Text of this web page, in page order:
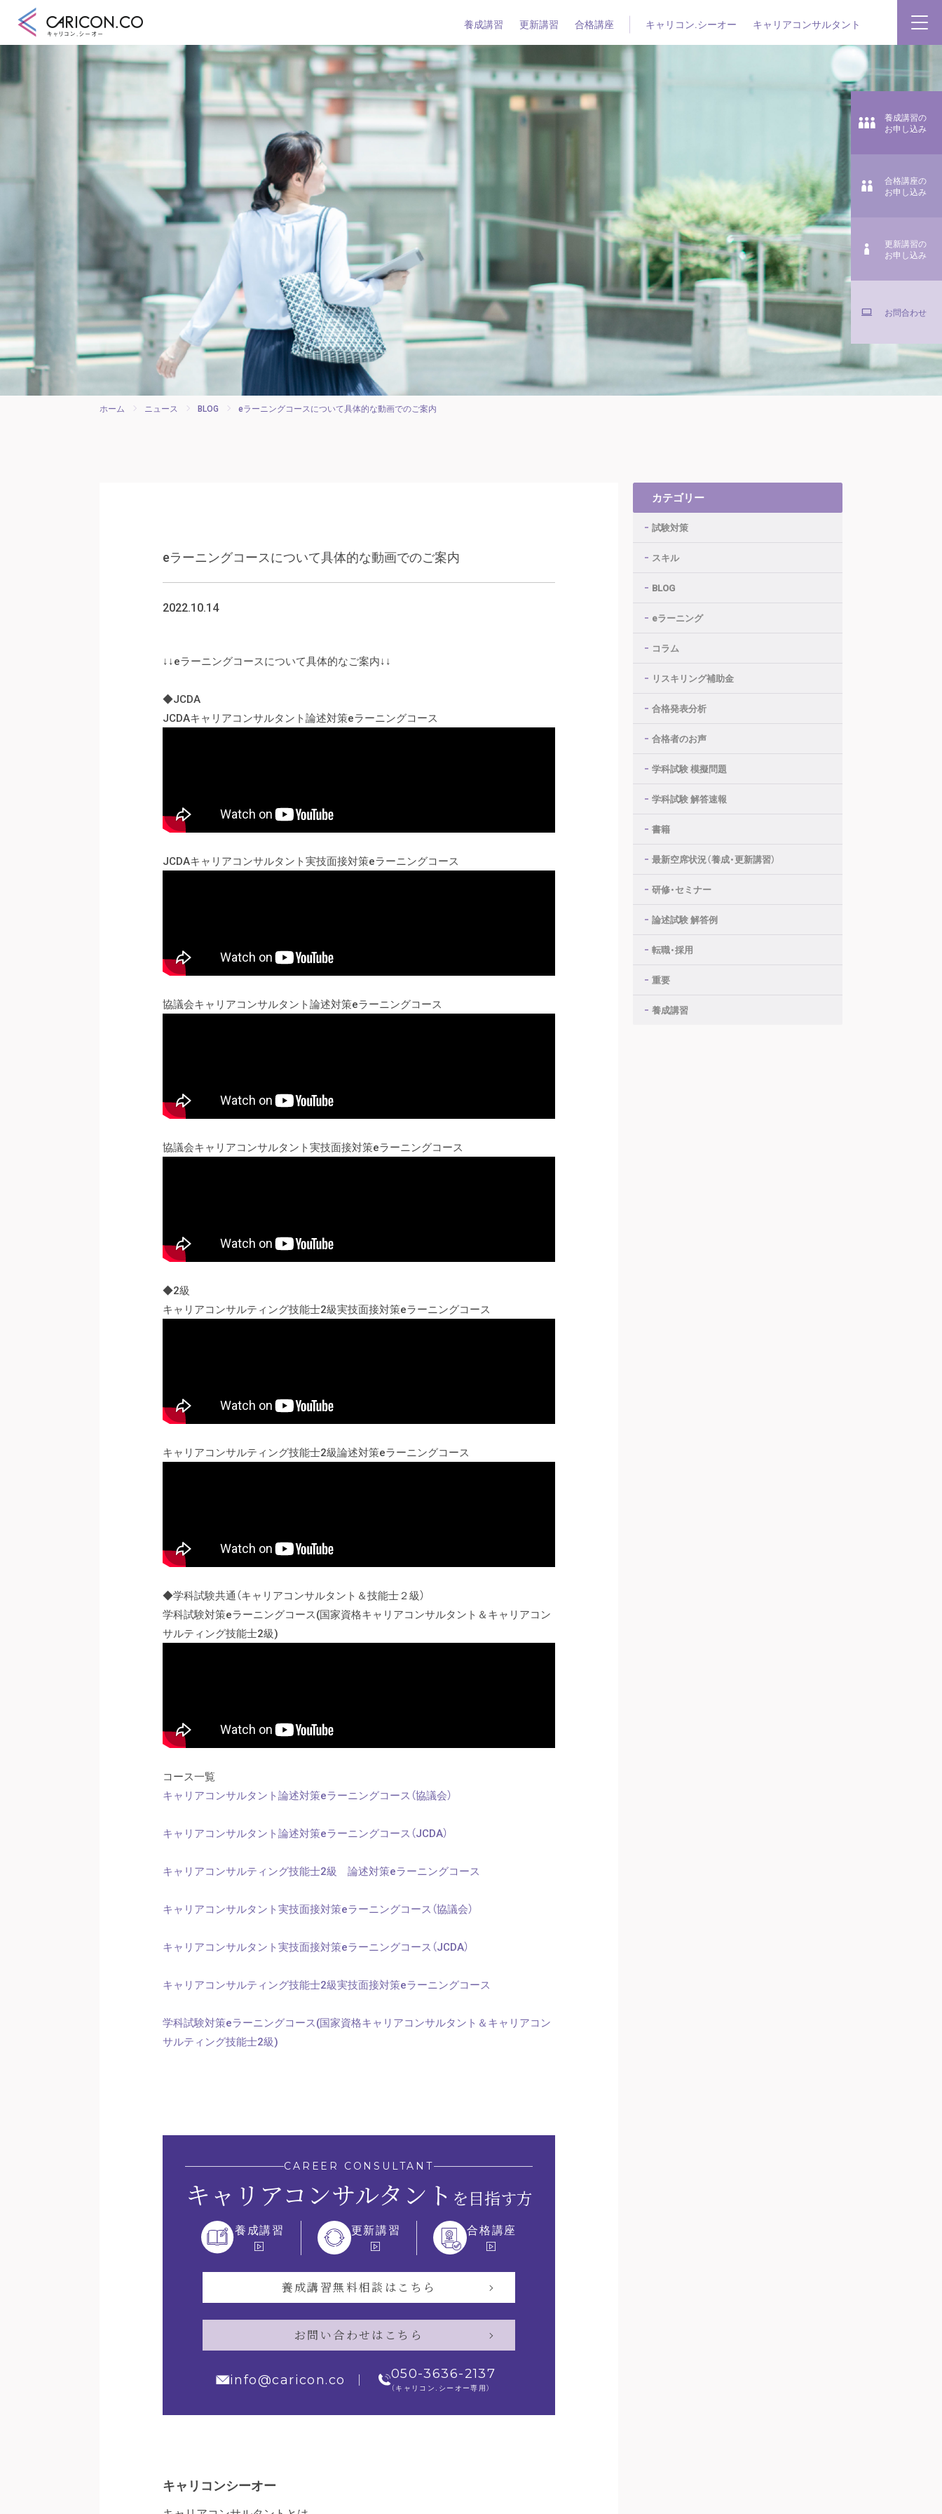
養成講習 更新講習 合格講座 キャリコン.シーオー キャリアコンサルタント
キャリアコンサルタント養成講習
キャリアコンサルタント更新講習
合格講座
キャリコンシーオーとは
キャリアコンサルタントとは
養成講習の
お申し込み
合格講座の
お申し込み
更新講習の
お申し込み
お問合わせ
ホーム ニュース BLOG eラーニングコースについて具体的な動画でのご案内
eラーニングコースについて具体的な動画でのご案内
2022.10.14
↓↓eラーニングコースについて具体的なご案内↓↓
◆JCDA
JCDAキャリアコンサルタント論述対策eラーニングコース
JCDAキャリアコンサルタント実技面接対策eラーニングコース
協議会キャリアコンサルタント論述対策eラーニングコース
協議会キャリアコンサルタント実技面接対策eラーニングコース
◆2級
キャリアコンサルティング技能士2級実技面接対策eラーニングコース
キャリアコンサルティング技能士2級論述対策eラーニングコース
◆学科試験共通（キャリアコンサルタント＆技能士２級）
学科試験対策eラーニングコース(国家資格キャリアコンサルタント＆キャリアコン
サルティング技能士2級)
コース一覧
キャリアコンサルタント論述対策eラーニングコース（協議会）
キャリアコンサルタント論述対策eラーニングコース（JCDA）
キャリアコンサルティング技能士2級 論述対策eラーニングコース
キャリアコンサルタント実技面接対策eラーニングコース（協議会）
キャリアコンサルタント実技面接対策eラーニングコース（JCDA）
キャリアコンサルティング技能士2級実技面接対策eラーニングコース
学科試験対策eラーニングコース(国家資格キャリアコンサルタント＆キャリアコン
サルティング技能士2級)
CAREER CONSULTANT
キャリアコンサルタント を目指す方
養成講習 更新講習 合格講座
養成講習無料相談はこちら
お問い合わせはこちら
info@caricon.co 050-3636-2137
（キャリコン.シーオー専用）
キャリコンシーオー
カテゴリー
試験対策
スキル
BLOG
eラーニング
コラム
リスキリング補助金
合格発表分析
合格者のお声
学科試験 模擬問題
学科試験 解答速報
書籍
最新空席状況（養成・更新講習）
研修・セミナー
論述試験 解答例
転職・採用
重要
養成講習